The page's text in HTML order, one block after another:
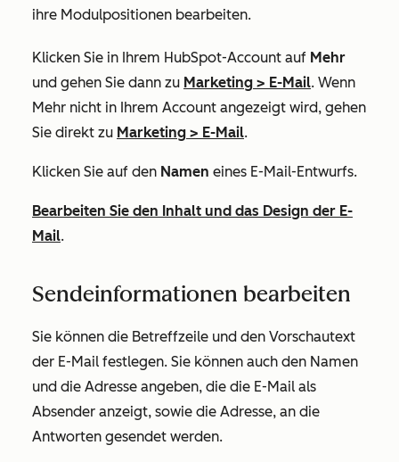
ihre Modulpositionen bearbeiten.
Klicken Sie in Ihrem HubSpot-Account auf Mehr
und gehen Sie dann zu Marketing > E-Mail. Wenn
Mehr nicht in Ihrem Account angezeigt wird, gehen
Sie direkt zu Marketing > E-Mail.
Klicken Sie auf den Namen eines E-Mail-Entwurfs.
Bearbeiten Sie den Inhalt und das Design der E-
Mail.
Sendeinformationen bearbeiten
Sie können die Betreffzeile und den Vorschautext
der E-Mail festlegen. Sie können auch den Namen
und die Adresse angeben, die die E-Mail als
Absender anzeigt, sowie die Adresse, an die
Antworten gesendet werden.